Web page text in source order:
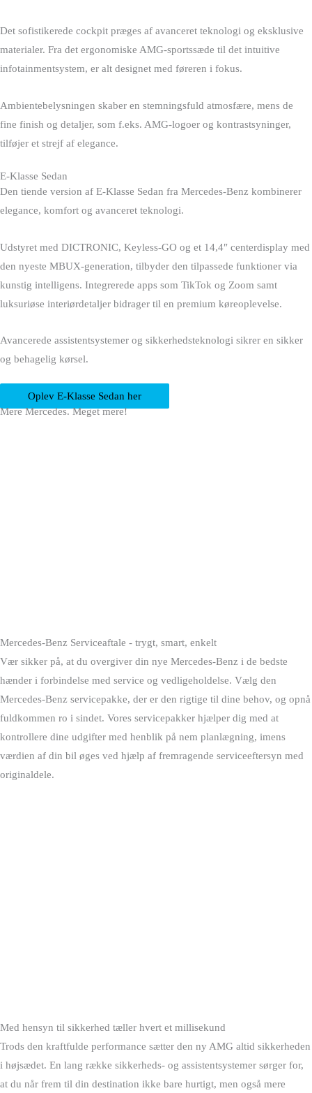
Det sofistikerede cockpit præges af avanceret teknologi og eksklusive
materialer. Fra det ergonomiske AMG-sportssæde til det intuitive
infotainmentsystem, er alt designet med føreren i fokus.
Ambientebelysningen skaber en stemningsfuld atmosfære, mens de
fine finish og detaljer, som f.eks. AMG-logoer og kontrastsyninger,
tilføjer et strejf af elegance.
E-Klasse Sedan
Den tiende version af E-Klasse Sedan fra Mercedes-Benz kombinerer
elegance, komfort og avanceret teknologi.
Udstyret med DICTRONIC, Keyless-GO og et 14,4″ centerdisplay med
den nyeste MBUX-generation, tilbyder den tilpassede funktioner via
kunstig intelligens. Integrerede apps som TikTok og Zoom samt
luksuriøse interiørdetaljer bidrager til en premium køreoplevelse.
Avancerede assistentsystemer og sikkerhedsteknologi sikrer en sikker
og behagelig kørsel.
Oplev E-Klasse Sedan her
Mere Mercedes. Meget mere!
Mercedes-Benz Serviceaftale - trygt, smart, enkelt
Vær sikker på, at du overgiver din nye Mercedes-Benz i de bedste
hænder i forbindelse med service og vedligeholdelse. Vælg den
Mercedes-Benz servicepakke, der er den rigtige til dine behov, og opnå
fuldkommen ro i sindet. Vores servicepakker hjælper dig med at
kontrollere dine udgifter med henblik på nem planlægning, imens
værdien af din bil øges ved hjælp af fremragende serviceeftersyn med
originaldele.
Med hensyn til sikkerhed tæller hvert et millisekund
Trods den kraftfulde performance sætter den ny AMG altid sikkerheden
i højsædet. En lang række sikkerheds- og assistentsystemer sørger for,
at du når frem til din destination ikke bare hurtigt, men også mere